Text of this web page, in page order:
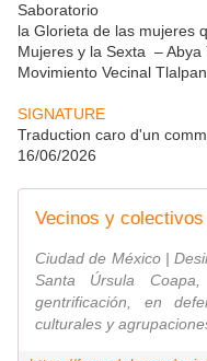
Saboratorio
la Glorieta de las mujeres
Mujeres y la Sexta – Abya
Movimiento Vecinal Tlalpan
SIGNATURE
Traduction caro d'un
16/06/2026
Ciudad de México |
Santa Úrsula
gentrificación, en
culturales y